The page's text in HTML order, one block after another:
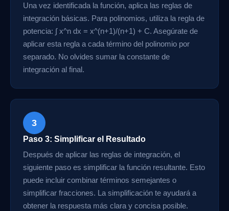
Una vez identificada la función, aplica las reglas de
integración básicas. Para polinomios, utiliza la regla de
potencia: ∫ x^n dx = x^(n+1)/(n+1) + C. Asegúrate de
aplicar esta regla a cada término del polinomio por
separado. No olvides sumar la constante de
integración al final.
3
Paso 3: Simplificar el Resultado
Después de aplicar las reglas de integración, el
siguiente paso es simplificar la función resultante. Esto
puede incluir combinar términos semejantes o
simplificar fracciones. La simplificación te ayudará a
obtener la respuesta más clara y concisa posible.